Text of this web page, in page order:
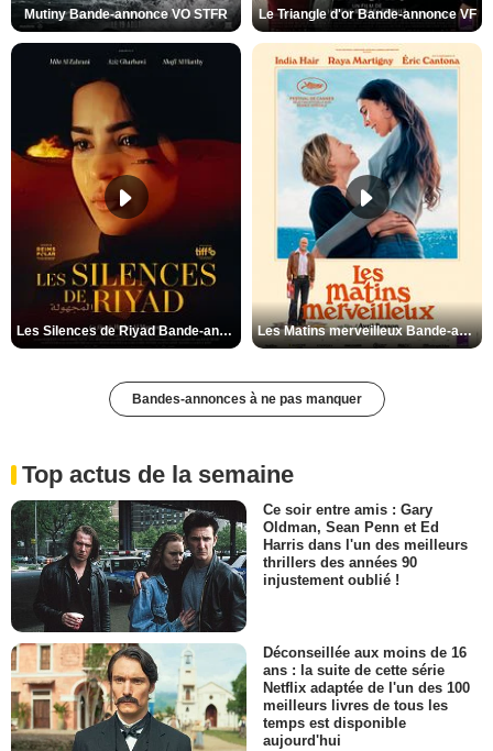
Mutiny Bande-annonce VO STFR Le Triangle d'or Bande-annonce VF
Les Silences de Riyad Bande-annonce VO STFR Les Matins merveilleux Bande-annonce VF
Bandes-annonces à ne pas manquer
Top actus de la semaine
Ce soir entre amis : Gary
Oldman, Sean Penn et Ed
Harris dans l'un des meilleurs
thrillers des années 90
injustement oublié !
Déconseillée aux moins de 16
ans : la suite de cette série
Netflix adaptée de l'un des 100
meilleurs livres de tous les
temps est disponible
aujourd'hui